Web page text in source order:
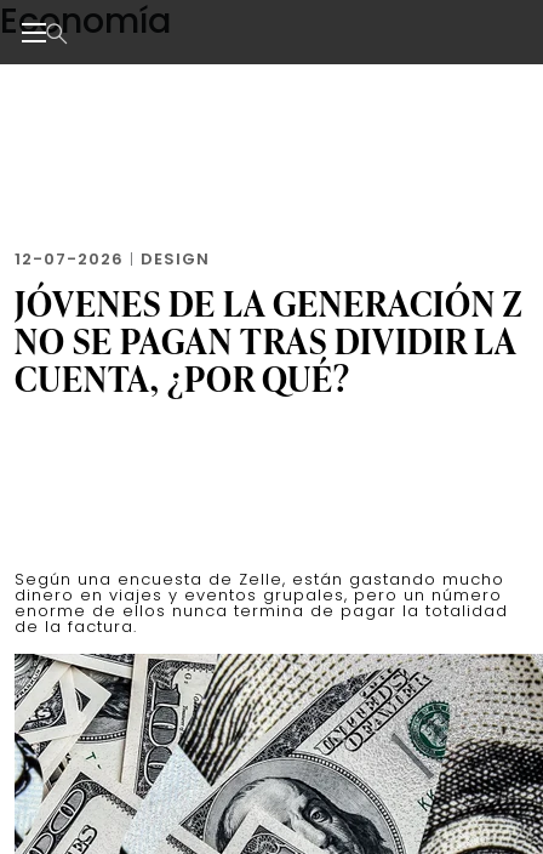
Skip
to
the
Economía
12-07-2026 | DESIGN
JÓVENES DE LA GENERACIÓN Z
NO SE PAGAN TRAS DIVIDIR LA
CUENTA, ¿POR QUÉ?
Según una encuesta de Zelle, están gastando mucho
dinero en viajes y eventos grupales, pero un número
enorme de ellos nunca termina de pagar la totalidad
de la factura.